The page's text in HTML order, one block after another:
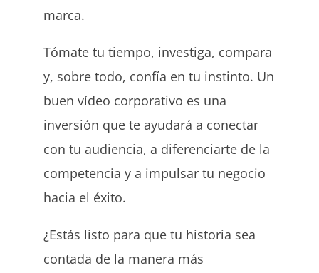
marca.
Tómate tu tiempo, investiga, compara
y, sobre todo, confía en tu instinto. Un
buen vídeo corporativo es una
inversión que te ayudará a conectar
con tu audiencia, a diferenciarte de la
competencia y a impulsar tu negocio
hacia el éxito.
¿Estás listo para que tu historia sea
contada de la manera más